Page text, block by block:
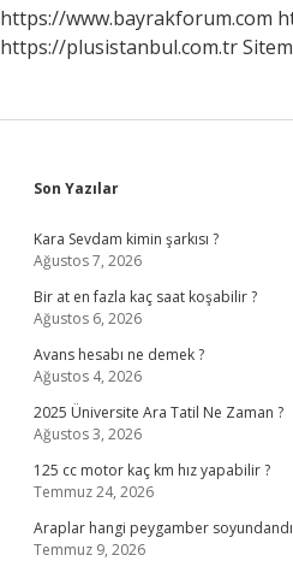
https://www.bayrakforum.com
https://plusistanbul.com.tr
Sidebar
Son Yazılar
Kara Sevdam kimin şarkısı ?
Ağustos 7, 2026
Bir at en fazla kaç saat koşabilir ?
Ağustos 6, 2026
Avans hesabı ne demek ?
Ağustos 4, 2026
2025 Üniversite Ara Tatil Ne Zaman ?
Ağustos 3, 2026
125 cc motor kaç km hız yapabilir ?
Temmuz 24, 2026
Araplar hangi peygamber
Temmuz 9, 2026